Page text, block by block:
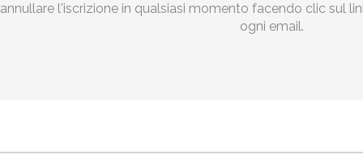
annullare l'iscrizione in qualsiasi momento facendo clic sul
ogni email.